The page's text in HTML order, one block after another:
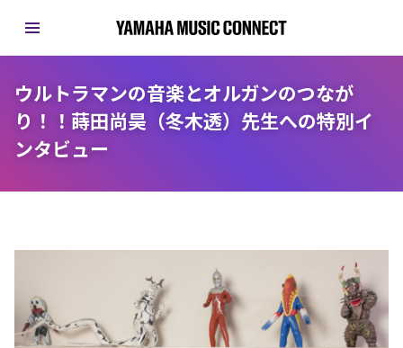
ウルトラマンの音楽とオルガンのつなが
り！！蒔田尚昊（冬木透）先生への特別イ
ンタビュー